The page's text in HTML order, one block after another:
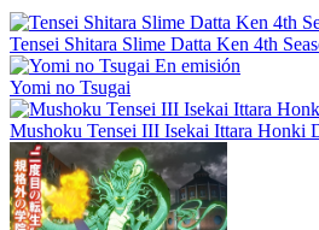
Tensei Shitara Slime Datta Ken 4th
En emisión
Yomi no Tsugai
Mushoku Tensei III Isekai Ittara Honki